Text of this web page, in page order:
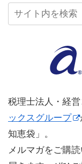
税理士法人・経
ックスグループ
知恵袋」。
メルマガをご購